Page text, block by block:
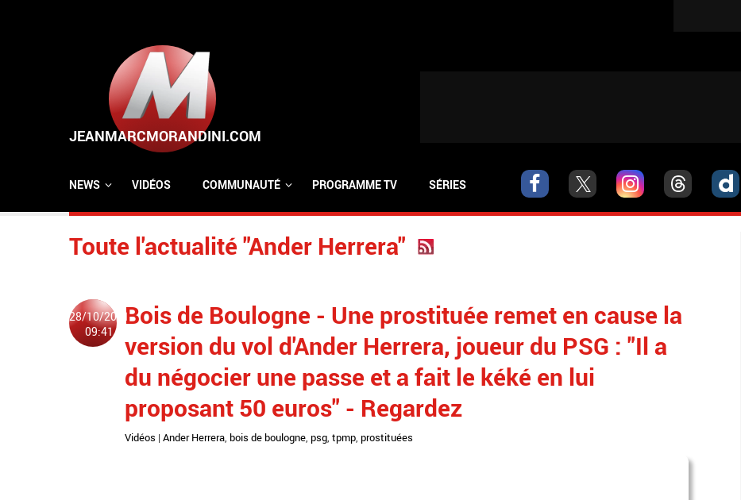
NEWS VIDÉOS COMMUNAUTÉ PROGRAMME TV SÉRIES
Toute l'actualité "Ander Herrera"
28/10/2021
09:41
Bois de Boulogne - Une prostituée remet en cause la
version du vol d'Ander Herrera, joueur du PSG : "Il a
du négocier une passe et a fait le kéké en lui
proposant 50 euros" - Regardez
Vidéos | Ander Herrera, bois de boulogne, psg, tpmp, prostituées